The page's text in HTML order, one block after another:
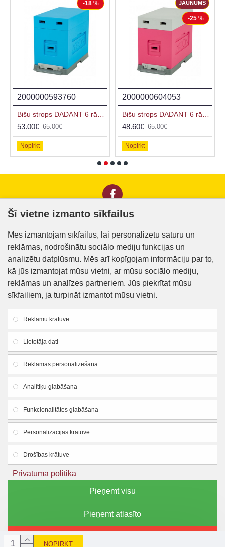
NOPIRKT
-18 %
2000000593760
53.00€ 65.00€
Nopirkt
JAUNUMS
-25 %
2000000604053
48.60€ 65.00€
Nopirkt
Informācija klientiem
Kontakti
Piegāde un apmaksa
Preču iegādes nosacījumi
Atteikuma veidlapa
Firmas rekvizīti
SIA "Lauku apgāds un meliorācija"
Reg. Nr.:44103005426
PVN reg. Nr.:LV44103005426
Dzirnavu iela 18, Smiltene, Smiltenes novads, LV-
4729
Mob.tel.: +371 25600574
E-pasts:bisulietas@lam.lv
Autortiesības © 2023, bisulietas.lv, Visas tiesības aizsargātas
Šī vietne izmanto sīkfailus
Mēs izmantojam sīkfailus, lai personalizētu saturu un
reklāmas, nodrošinātu sociālo mediju funkcijas un
analizētu datplūsmu. Mēs arī kopīgojam informāciju par to,
kā jūs izmantojat mūsu vietni, ar mūsu sociālo mediju,
reklāmas un analīzes partneriem. Jūs piekrītat mūsu
sīkfailiem, ja turpināt izmantot mūsu vietni.
Reklāmu krātuve
Lietotāja dati
Reklāmas personalizēšana
Analītiķu glabāšana
Funkcionalitātes glabāšana
Personalizācijas krātuve
Drošības krātuve
Privātuma politika
Pieņemt visu
Pieņemt atlasīto